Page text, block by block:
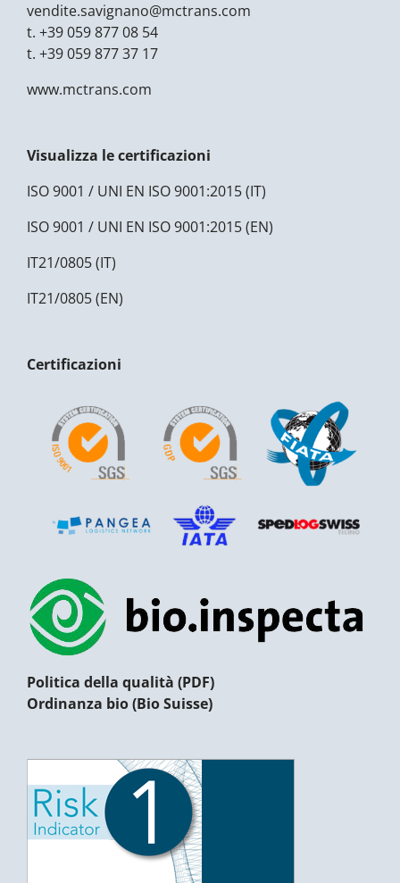
vendite.savignano@mctrans.com
t. +39 059 877 08 54
t. +39 059 877 37 17
www.mctrans.com
Visualizza le certificazioni
ISO 9001 / UNI EN ISO 9001:2015 (IT)
ISO 9001 / UNI EN ISO 9001:2015 (EN)
IT21/0805 (IT)
IT21/0805 (EN)
Certificazioni
Politica della qualità (PDF)
Ordinanza bio (Bio Suisse)